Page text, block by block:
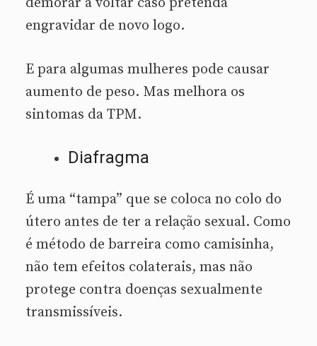
engravidar de novo logo.
E para algumas mulheres pode causar
aumento de peso. Mas melhora os
sintomas da TPM.
Diafragma
É uma “tampa” que se coloca no colo do
útero antes de ter a relação sexual. Como
é método de barreira como camisinha,
não tem efeitos colaterais, mas não
protege contra doenças sexualmente
transmissíveis.